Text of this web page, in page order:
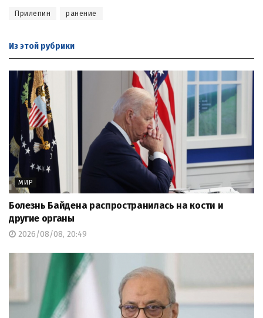
Прилепин ранение
Из этой рубрики
МИР
Болезнь Байдена распространилась на кости и
другие органы
2026/08/08, 20:49